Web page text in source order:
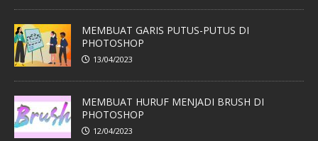
MEMBUAT GARIS PUTUS-PUTUS DI
PHOTOSHOP
13/04/2023
MEMBUAT HURUF MENJADI BRUSH DI
PHOTOSHOP
12/04/2023